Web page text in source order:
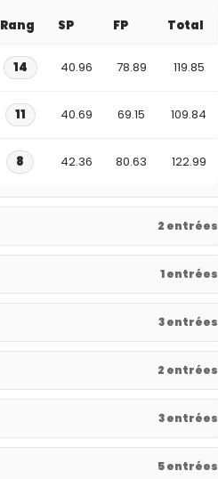
Rang SP FP Total
14 40.96 78.89 119.85
11 40.69 69.15 109.84
8 42.36 80.63 122.99
2 entrées
1 entrées
3 entrées
2 entrées
3 entrées
5 entrées